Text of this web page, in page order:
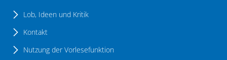
Lob, Ideen und Kritik
Kontakt
Nutzung der Vorlesefunktion